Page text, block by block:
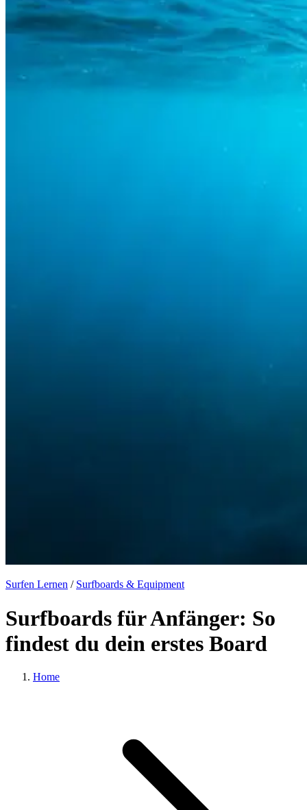
Surfen Lernen / Surfboards & Equipment
Surfboards für Anfänger: So
findest du dein erstes Board
Home